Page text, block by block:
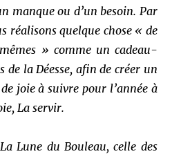
manque ou d’un besoin. Par
réalisons quelque chose « de
» comme un cadeau-
de la Déesse, afin de créer un
joie à suivre pour l’année à
La servir.
La Lune du Bouleau, celle des